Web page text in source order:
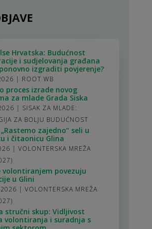
Hrvatska: Budućnost
i sudjelovanja građana
izgraditi povjerenje?
| ROOT WB
proces izrade novog
za mlade Grada Siska
| SISAK ZA MLADE:
ZA BOLJU BUDUĆNOST
zajedno“ seli u
i čitaonicu Glina
| VOLONTERSKA MREŽA
volontiranjem povezuju
u Glini
| VOLONTERSKA MREŽA
stručni skup: Vidljivost
volontiranja i suradnja s